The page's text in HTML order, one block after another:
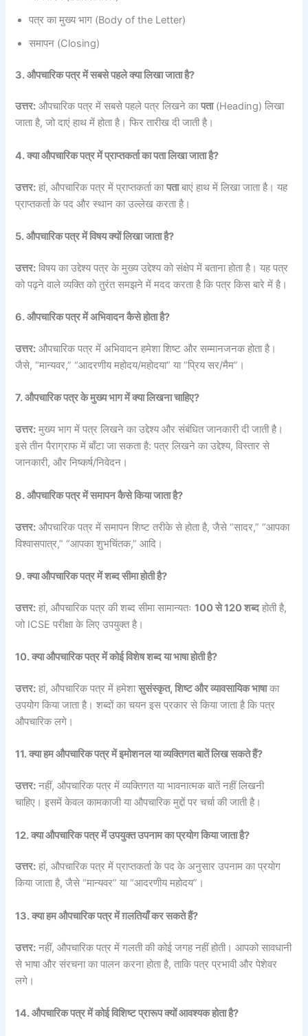
पत्र का मुख्य भाग (Body of the Letter)
समापन (Closing)
3. औपचारिक पत्र में सबसे पहले क्या लिखा जाता है?
उत्तर: औपचारिक पत्र में सबसे पहले पत्र लिखने कापता(Heading) लिखा
जाता है, जो दाएं हाथ में होता है। फिर तारीख दी जाती है।
4. क्या औपचारिक पत्र में प्राप्तकर्ता का पता लिखा जाता है?
उत्तर: हां, औपचारिक पत्र में प्राप्तकर्ता कापताबाएं हाथ में लिखा जाता है। यह
प्राप्तकर्ता के पद और स्थान का उल्लेख करता है।
5. औपचारिक पत्र में विषय क्यों लिखा जाता है?
उत्तर: विषय का उद्देश्य पत्र के मुख्य उद्देश्य को संक्षेप में बताना होता है। यह पत्र
को पढ़ने वाले व्यक्ति को तुरंत समझने में मदद करता है कि पत्र किस बारे में है।
6. औपचारिक पत्र में अभिवादन कैसे होता है?
उत्तर: औपचारिक पत्र में अभिवादन हमेशा शिष्ट और सम्मानजनक होता है।
जैसे, “मान्यवर,” “आदरणीय महोदय/महोदया” या “प्रिय सर/मैम”।
7. औपचारिक पत्र के मुख्य भाग में क्या लिखना चाहिए?
उत्तर: मुख्य भाग में पत्र लिखने का उद्देश्य और संबंधित जानकारी दी जाती है।
इसे तीन पैराग्राफ में बाँटा जा सकता है: पत्र लिखने का उद्देश्य, विस्तार से
जानकारी, और निष्कर्ष/निवेदन।
8. औपचारिक पत्र में समापन कैसे किया जाता है?
उत्तर: औपचारिक पत्र में समापन शिष्ट तरीके से होता है, जैसे “सादर,” “आपका
विश्वासपात्र,” “आपका शुभचिंतक,” आदि।
9. क्या औपचारिक पत्र में शब्द सीमा होती है?
उत्तर: हां, औपचारिक पत्र की शब्द सीमा सामान्यतः100 से 120 शब्दहोती है,
जो ICSE परीक्षा के लिए उपयुक्त है।
10. क्या औपचारिक पत्र में कोई विशेष शब्द या भाषा होती है?
उत्तर: हां, औपचारिक पत्र में हमेशासुसंस्कृत, शिष्ट और व्यावसायिक भाषाका
उपयोग किया जाता है। शब्दों का चयन इस प्रकार से किया जाता है कि पत्र
औपचारिक लगे।
11. क्या हम औपचारिक पत्र में इमोशनल या व्यक्तिगत बातें लिख सकते हैं?
उत्तर: नहीं, औपचारिक पत्र में व्यक्तिगत या भावनात्मक बातें नहीं लिखनी
चाहिए। इसमें केवल कामकाजी या औपचारिक मुद्दों पर चर्चा की जाती है।
12. क्या औपचारिक पत्र में उपयुक्त उपनाम का प्रयोग किया जाता है?
उत्तर: हां, औपचारिक पत्र में प्राप्तकर्ता के पद के अनुसार उपनाम का प्रयोग
किया जाता है, जैसे “मान्यवर” या “आदरणीय महोदय”।
13. क्या हम औपचारिक पत्र में ग़लतियाँ कर सकते हैं?
उत्तर: नहीं, औपचारिक पत्र में गलती की कोई जगह नहीं होती। आपको सावधानी
से भाषा और संरचना का पालन करना होता है, ताकि पत्र प्रभावी और पेशेवर
लगे।
14. औपचारिक पत्र में कोई विशिष्ट प्रारूप क्यों आवश्यक होता है?